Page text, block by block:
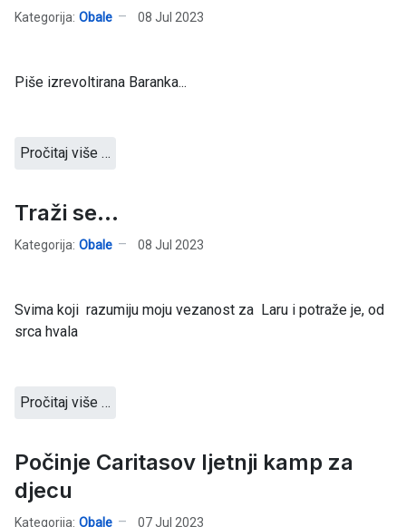
Kategorija: Obale 08 Jul 2023
Piše izrevoltirana Baranka...
Pročitaj više …
Traži se...
Kategorija: Obale 08 Jul 2023
Svima koji razumiju moju vezanost za Laru i potraže je, od
srca hvala
Pročitaj više …
Počinje Caritasov ljetnji kamp za
djecu
Kategorija: Obale 07 Jul 2023